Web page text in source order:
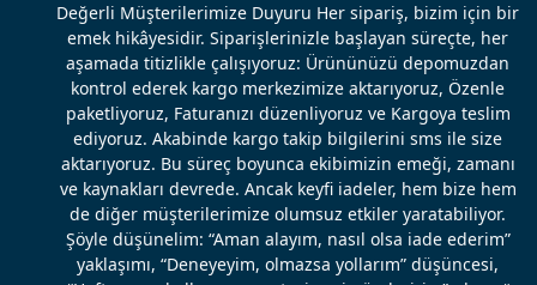
Değerli Müşterilerimize Duyuru Her sipariş, bizim için bir
emek hikâyesidir. Siparişlerinizle başlayan süreçte, her
aşamada titizlikle çalışıyoruz: Ürününüzü depomuzdan
kontrol ederek kargo merkezimize aktarıyoruz, Özenle
paketliyoruz, Faturanızı düzenliyoruz ve Kargoya teslim
ediyoruz. Akabinde kargo takip bilgilerini sms ile size
aktarıyoruz. Bu süreç boyunca ekibimizin emeği, zamanı
ve kaynakları devrede. Ancak keyfi iadeler, hem bize hem
de diğer müşterilerimize olumsuz etkiler yaratabiliyor.
Şöyle düşünelim: “Aman alayım, nasıl olsa iade ederim”
yaklaşımı, “Deneyeyim, olmazsa yollarım” düşüncesi,